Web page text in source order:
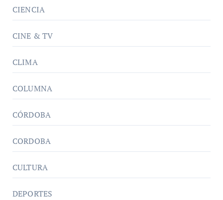
CIENCIA
CINE & TV
CLIMA
COLUMNA
CÓRDOBA
CORDOBA
CULTURA
DEPORTES